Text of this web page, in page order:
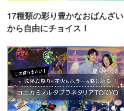
17種類の彩り豊かなおばんざい
から自由にチョイス！